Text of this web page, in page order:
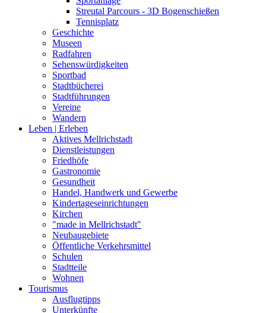
Streutal Parcours - 3D Bogenschießen
Tennisplatz
Geschichte
Museen
Radfahren
Sehenswürdigkeiten
Sportbad
Stadtbücherei
Stadtführungen
Vereine
Wandern
Leben | Erleben
Aktives Mellrichstadt
Dienstleistungen
Friedhöfe
Gastronomie
Gesundheit
Handel, Handwerk und Gewerbe
Kindertageseinrichtungen
Kirchen
"made in Mellrichstadt"
Neubaugebiete
Öffentliche Verkehrsmittel
Schulen
Stadtteile
Wohnen
Tourismus
Ausflugtipps
Unterkünfte